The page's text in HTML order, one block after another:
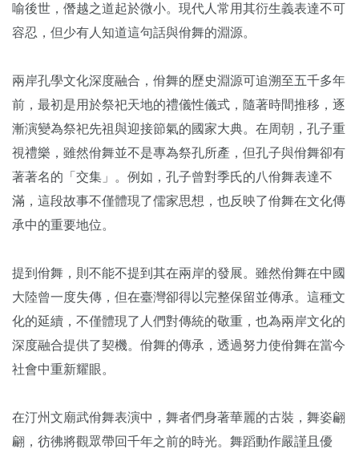
喻後世，僭越之道起於微小。現代人常用其衍生義表達不可
容忍，但少有人知道這句話與佾舞的淵源。
兩岸孔學文化深度融合，佾舞的歷史淵源可追溯至五千多年
前，最初是用於祭祀天地的禮儀性儀式，隨著時間推移，逐
漸演變為祭祀先祖與迎接節氣的國家大典。在周朝，孔子重
視禮樂，雖然佾舞並不是專為祭孔所產，但孔子與佾舞卻有
著著名的「交集」。例如，孔子曾對季氏的八佾舞表達不
滿，這段故事不僅體現了儒家思想，也反映了佾舞在文化傳
承中的重要地位。
提到佾舞，則不能不提到其在兩岸的發展。雖然佾舞在中國
大陸曾一度失傳，但在臺灣卻得以完整保留並傳承。這種文
化的延續，不僅體現了人們對傳統的敬重，也為兩岸文化的
深度融合提供了契機。佾舞的傳承，透過努力使佾舞在當今
社會中重新耀眼。
在汀州文廟武佾舞表演中，舞者們身著華麗的古裝，舞姿翩
翩，彷彿將觀眾帶回千年之前的時光。舞蹈動作嚴謹且優